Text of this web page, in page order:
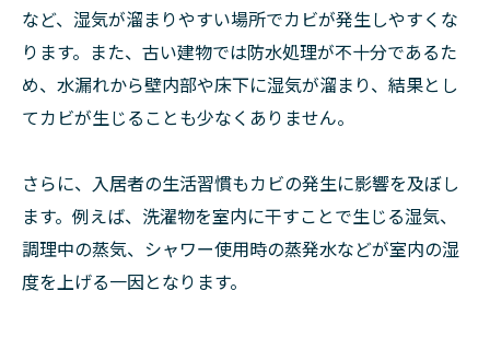
など、湿気が溜まりやすい場所でカビが発生しやすくな
ります。また、古い建物では防水処理が不十分であるた
め、水漏れから壁内部や床下に湿気が溜まり、結果とし
てカビが生じることも少なくありません。
さらに、入居者の生活習慣もカビの発生に影響を及ぼし
ます。例えば、洗濯物を室内に干すことで生じる湿気、
調理中の蒸気、シャワー使用時の蒸発水などが室内の湿
度を上げる一因となります。